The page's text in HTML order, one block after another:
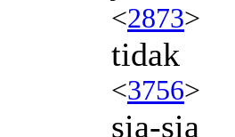
<2873>
tidak
<3756>
sia-sia